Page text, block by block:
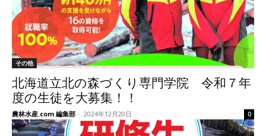
その他
北海道立北の森づくり専門学院 令和７年
度の生徒を大募集！！
農林水産.com 編集部 - 2024年12月20日 0